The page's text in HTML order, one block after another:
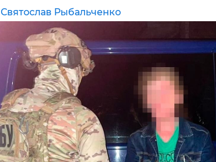
Святослав Рыбальченко